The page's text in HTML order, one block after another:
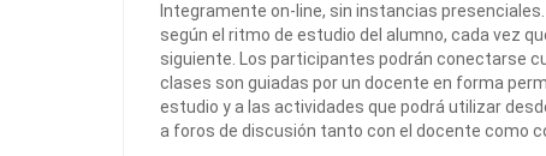
Integramente on-line, sin instancias
según el ritmo de estudio del alumno, cada vez
siguiente. Los participantes podrán conectarse
clases son guiadas por un docente en forma
estudio y a las actividades que podrá utilizar
a foros de discusión tanto con el docente como